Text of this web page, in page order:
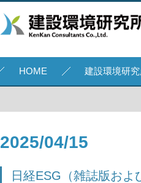
HOME 建設環境研
2025/04/15
日経ESG（雑誌版お